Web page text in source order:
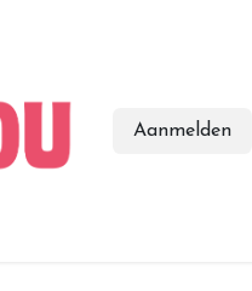
Aanmelden